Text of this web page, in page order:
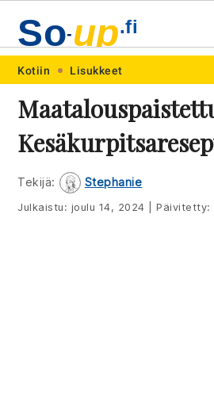
Skip
primary
navigation
Skip
main
content
Skip
primary
sidebar
Skip
footer
So-up.fi
Kotiin Lisukkeet
Tekijä: Stephanie
Julkaistu: joulu 14, 2024 Päivitetty: